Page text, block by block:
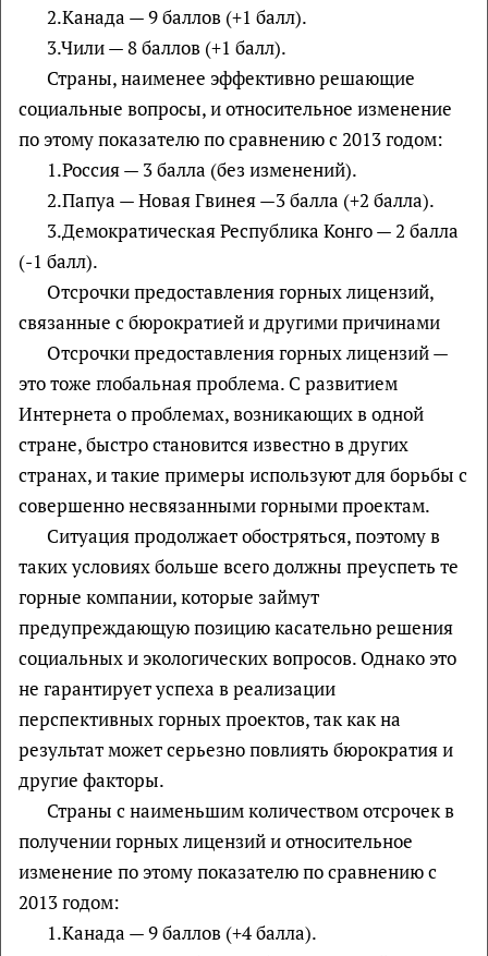
2.Канада — 9 баллов (+1 балл).
3.Чили — 8 баллов (+1 балл).
Страны, наименее эффективно решающие
социальные вопросы, и относительное изменение
по этому показателю по сравнению с 2013 годом:
1.Россия — 3 балла (без изменений).
2.Папуа — Новая Гвинея —3 балла (+2 балла).
3.Демократическая Республика Конго — 2 балла
(-1 балл).
Отсрочки предоставления горных лицензий,
связанные с бюрократией и другими причинами
Отсрочки предоставления горных лицензий —
это тоже глобальная проблема. С развитием
Интернета о проблемах, возникающих в одной
стране, быстро становится известно в других
странах, и такие примеры используют для борьбы с
совершенно несвязанными горными проектам.
Ситуация продолжает обостряться, поэтому в
таких условиях больше всего должны преуспеть те
горные компании, которые займут
предупреждающую позицию касательно решения
социальных и экологических вопросов. Однако это
не гарантирует успеха в реализации
перспективных горных проектов, так как на
результат может серьезно повлиять бюрократия и
другие факторы.
Страны с наименьшим количеством отсрочек в
получении горных лицензий и относительное
изменение по этому показателю по сравнению с
2013 годом:
1.Канада — 9 баллов (+4 балла).